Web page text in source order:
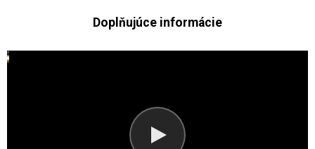
Doplňujúce informácie